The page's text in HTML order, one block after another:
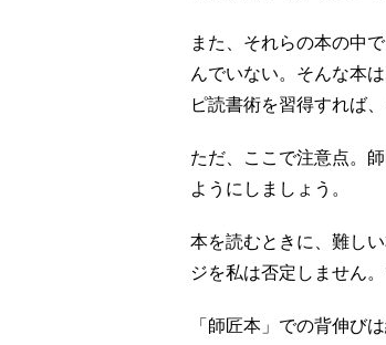
また、それらの本の中
んでいない。そんな本
ピ読書術を習得すれば
ただ、ここで注意点。
ようにしましょう。
本を読むときに、難し
ジを私は否定しません
「師匠本」での背伸び